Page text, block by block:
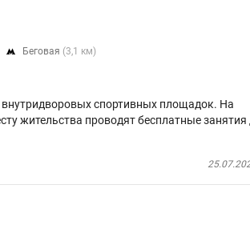
 Беговая (3,1 км)
спортивных площадок. На
жительства проводят бесплатные занятия